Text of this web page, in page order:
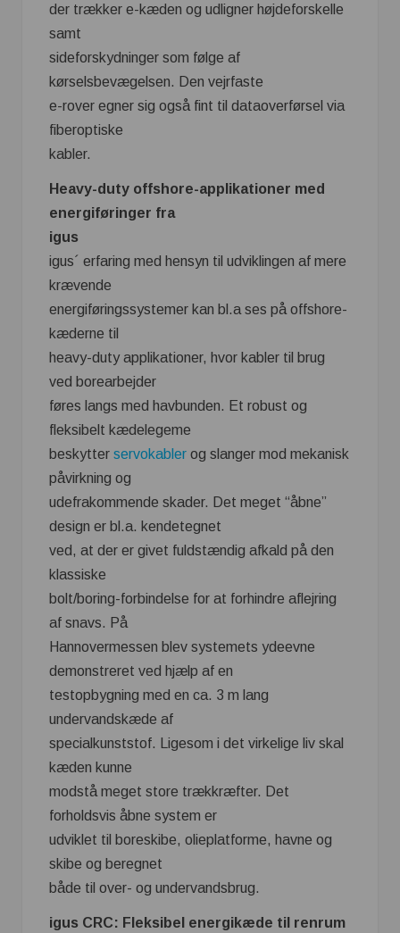
der trækker e-kæden og udligner højdeforskelle
samt
sideforskydninger som følge af
kørselsbevægelsen. Den vejrfaste
e-rover egner sig også fint til dataoverførsel via
fiberoptiske
kabler.
Heavy-duty offshore-applikationer med
energiføringer fra
igus
igus´ erfaring med hensyn til udviklingen af mere
krævende
energiføringssystemer kan bl.a ses på offshore-
kæderne til
heavy-duty applikationer, hvor kabler til brug
ved borearbejder
føres langs med havbunden. Et robust og
fleksibelt kædelegeme
beskytter servokabler og slanger mod mekanisk
påvirkning og
udefrakommende skader. Det meget “åbne”
design er bl.a. kendetegnet
ved, at der er givet fuldstændig afkald på den
klassiske
bolt/boring-forbindelse for at forhindre aflejring
af snavs. På
Hannovermessen blev systemets ydeevne
demonstreret ved hjælp af en
testopbygning med en ca. 3 m lang
undervandskæde af
specialkunststof. Ligesom i det virkelige liv skal
kæden kunne
modstå meget store trækkræfter. Det
forholdsvis åbne system er
udviklet til boreskibe, olieplatforme, havne og
skibe og beregnet
både til over- og undervandsbrug.
igus CRC: Fleksibel energikæde til renrum